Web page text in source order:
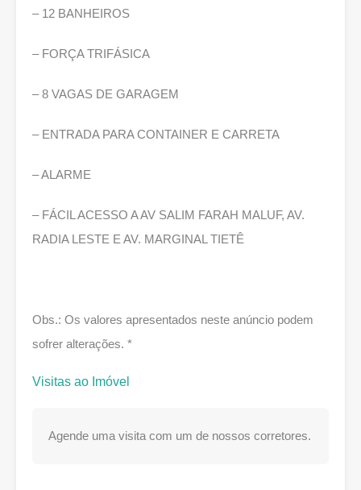
– 12 BANHEIROS
– FORÇA TRIFÁSICA
– 8 VAGAS DE GARAGEM
– ENTRADA PARA CONTAINER E CARRETA
– ALARME
– FÁCIL ACESSO A AV SALIM FARAH MALUF, AV.
RADIA LESTE E AV. MARGINAL TIETÊ
Obs.: Os valores apresentados neste anúncio podem
sofrer alterações. *
Visitas ao Imóvel
Agende uma visita com um de nossos corretores.